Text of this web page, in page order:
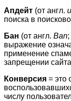
Апдейт (от англ.
поиска в
Бан (от англ. Ban
выражение
применение
запрещении
Конверсия = это
числу